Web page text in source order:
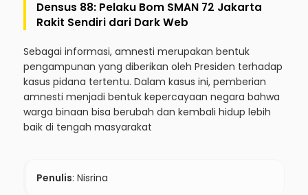
Densus 88: Pelaku Bom SMAN 72 Jakarta
Rakit Sendiri dari Dark Web
Sebagai informasi, amnesti merupakan bentuk
pengampunan yang diberikan oleh Presiden terhadap
kasus pidana tertentu. Dalam kasus ini, pemberian
amnesti menjadi bentuk kepercayaan negara bahwa
warga binaan bisa berubah dan kembali hidup lebih
baik di tengah masyarakat
Penulis: Nisrina